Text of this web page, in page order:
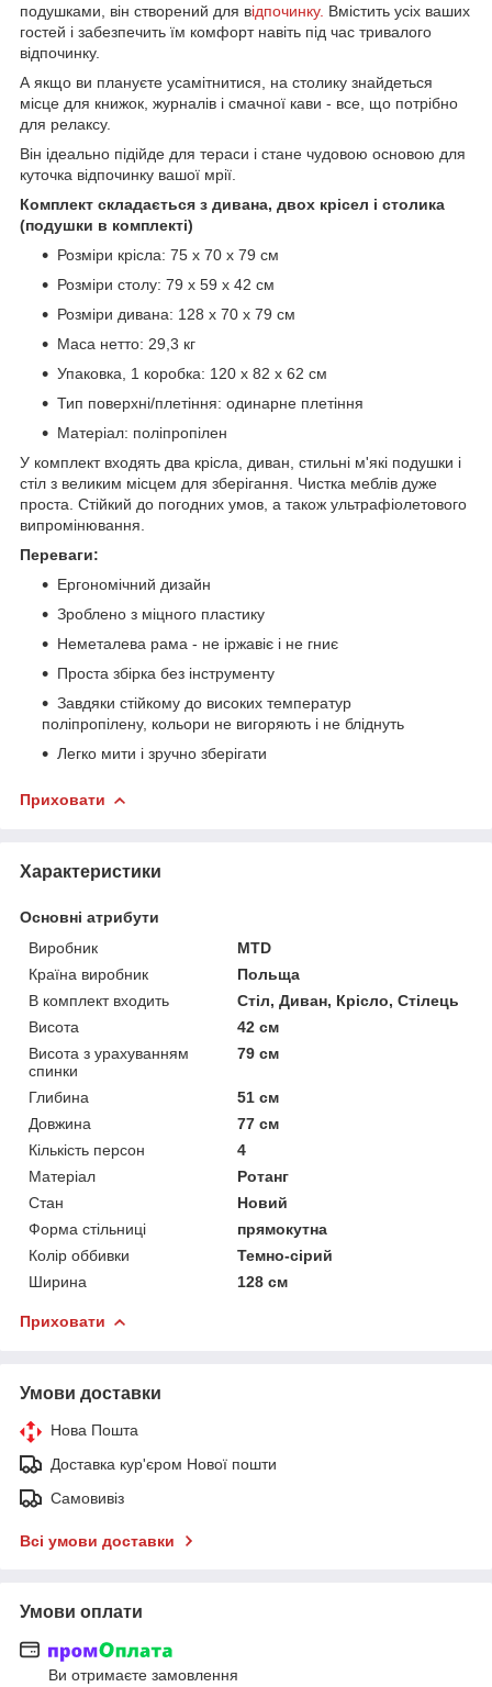
подушками, він створений для відпочинку. Вмістить усіх ваших
гостей і забезпечить їм комфорт навіть під час тривалого
відпочинку.
А якщо ви плануєте усамітнитися, на столику знайдеться
місце для книжок, журналів і смачної кави - все, що потрібно
для релаксу.
Він ідеально підійде для тераси і стане чудовою основою для
куточка відпочинку вашої мрії.
Комплект складається з дивана, двох крісел і столика
(подушки в комплекті)
Розміри крісла: 75 х 70 х 79 см
Розміри столу: 79 х 59 х 42 см
Розміри дивана: 128 х 70 х 79 см
Маса нетто: 29,3 кг
Упаковка, 1 коробка: 120 х 82 х 62 см
Тип поверхні/плетіння: одинарне плетіння
Матеріал: поліпропілен
У комплект входять два крісла, диван, стильні м'які подушки і
стіл з великим місцем для зберігання. Чистка меблів дуже
проста. Стійкий до погодних умов, а також ультрафіолетового
випромінювання.
Переваги:
Ергономічний дизайн
Зроблено з міцного пластику
Неметалева рама - не іржавіє і не гниє
Проста збірка без інструменту
Завдяки стійкому до високих температур
поліпропілену, кольори не вигоряють і не бліднуть
Легко мити і зручно зберігати
Приховати
Характеристики
Основні атрибути
Виробник
MTD
Країна виробник
Польща
В комплект входить
Стіл, Диван, Крісло, Стілець
Висота
42 см
Висота з урахуванням
спинки
79 см
Глибина
51 см
Довжина
77 см
Кількість персон
4
Матеріал
Ротанг
Стан
Новий
Форма стільниці
прямокутна
Колір оббивки
Темно-сірий
Ширина
128 см
Приховати
Умови доставки
Нова Пошта
Доставка кур'єром Нової пошти
Самовивіз
Всі умови доставки
Умови оплати
Ви отримаєте замовлення